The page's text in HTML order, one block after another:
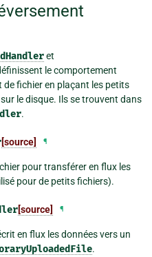
et
le comportement
fichier en plaçant les petits
le disque. Ils se trouvent dans
.
[source] ¶
pour transférer en flux les
pour de petits fichiers).
[source] ¶
en flux les données vers un
.